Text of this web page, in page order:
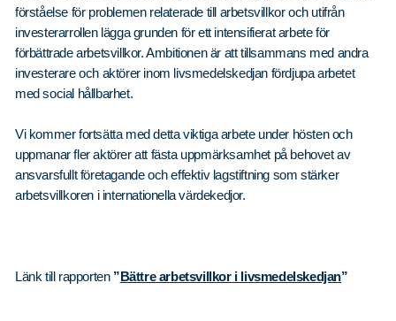
förståelse för problemen relaterade till arbetsvillkor och utifrån
investerarrollen lägga grunden för ett intensifierat arbete för
förbättrade arbetsvillkor. Ambitionen är att tillsammans med andra
investerare och aktörer inom livsmedelskedjan fördjupa arbetet
med social hållbarhet.
Vi kommer fortsätta med detta viktiga arbete under hösten och
uppmanar fler aktörer att fästa uppmärksamhet på behovet av
ansvarsfullt företagande och effektiv lagstiftning som stärker
arbetsvillkoren i internationella värdekedjor.
Länk till rapporten ”Bättre arbetsvillkor i livsmedelskedjan”